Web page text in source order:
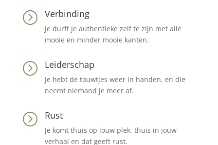
= Verbinding
Je durft je authentieke zelf te zijn met alle
mooie en minder mooie kanten.
= Leiderschap
Je hebt de touwtjes weer in handen, en die
neemt niemand je meer af.
= Rust
Je komt thuis op jouw plek, thuis in jouw
verhaal en dat geeft rust.